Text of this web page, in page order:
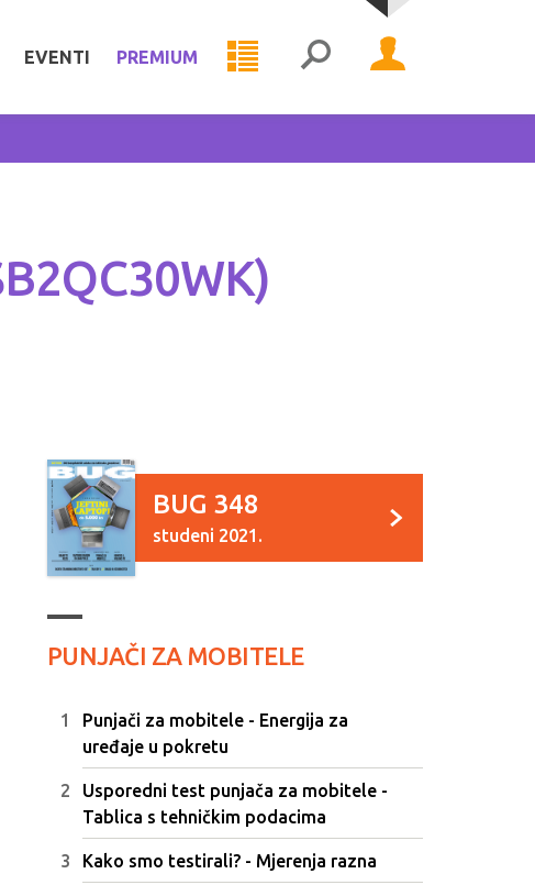
EVENTI PREMIUM
BUG 348
studeni 2021.
PUNJAČI ZA MOBITELE
Punjači za mobitele - Energija za
uređaje u pokretu
Usporedni test punjača za mobitele -
Tablica s tehničkim podacima
Kako smo testirali? - Mjerenja razna